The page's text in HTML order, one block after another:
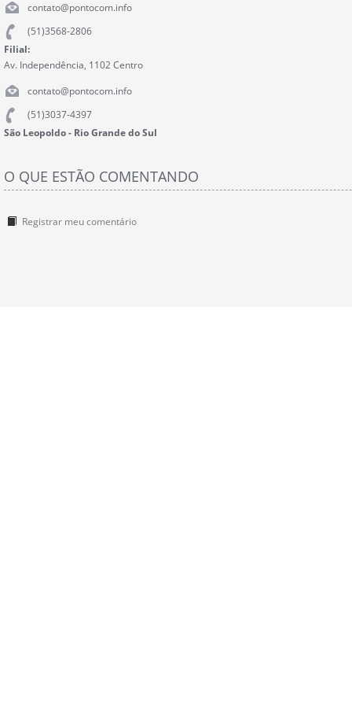
contato@pontocom.info
(51)3568-2806
Filial:
Av. Independência, 1102 Centro
contato@pontocom.info
(51)3037-4397
São Leopoldo - Rio Grande do Sul
O QUE ESTÃO COMENTANDO
Registrar meu comentário